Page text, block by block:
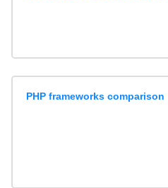
PHP frameworks comparison